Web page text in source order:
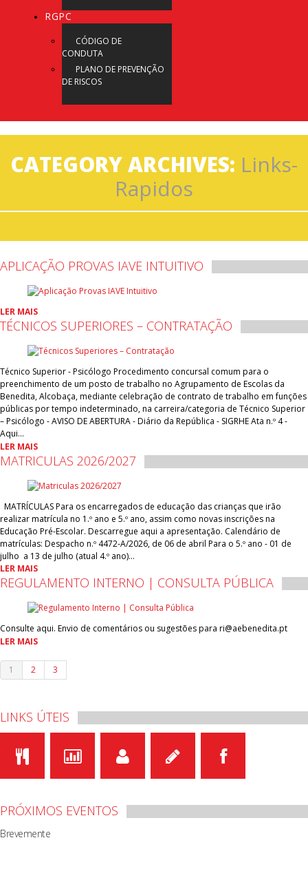
RGPC
CÓDIGO DE
CONDUTA
PLANO DE PREVENÇÃO
DE RISCOS
CATEGORY ARCHIVES: Links-
Rapidos
APLICAÇÃO PROVAS IAVE INTUITIVO
LER MAIS
TÉCNICOS SUPERIORES – CONTRATAÇÃO
Técnico Superior - Psicólogo Procedimento concursal comum para o
preenchimento de um posto de trabalho no Agrupamento de Escolas da
Benedita, Alcobaça, mediante celebração de contrato de trabalho em funções
públicas por tempo indeterminado, na carreira/categoria de Técnico Superior
– Psicólogo - AVISO DE ABERTURA - Diário da República - SIGRHE Ata n.º 4 -
Aqui…
LER MAIS
MATRICULAS 2026/2027
MATRÍCULAS Para os encarregados de educação das crianças que irão
realizar matrícula no 1.º ano e 5.º ano, assim como novas inscrições na
Educação Pré-Escolar. Descarregue aqui a apresentação. Calendário de
matrículas: Despacho n.º 4472-A/2026, de 06 de abril Para o 5.º ano - 01 de
julho a 13 de julho (atual 4.º ano)…
LER MAIS
REGULAMENTO INTERNO | CONSULTA PÚBLICA
Consulte aqui. Envio de comentários ou sugestões para ri@aebenedita.pt
LER MAIS
1 2 3
LINKS ÚTEIS
PRÓXIMOS EVENTOS
Brevemente